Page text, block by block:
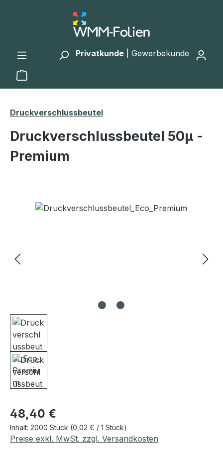
Zum Hauptinhalt springen
Privatkunde Gewerbekunde
Warenkorb enthält 0 Positionen. Der
Druckverschlussbeutel
Druckverschlussbeutel 50μ -
Premium
Bildergalerie überspringen
Regulärer Preis:
48,40 €
Inhalt: 2000 Stück (0,02 € / 1 Stück)
Preise exkl. MwSt. zzgl. Versandkosten